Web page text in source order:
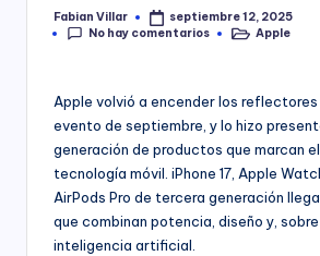
Publicado
por
Fabian Villar
septiembre 12, 2025
No hay comentarios
Publicado
Apple
Apple volvió a encender los
evento de septiembre, y lo hizo
generación de productos que marcan
tecnología móvil. iPhone 17, Apple
AirPods Pro de tercera generación
que combinan potencia, diseño y, sobre
inteligencia artificial.